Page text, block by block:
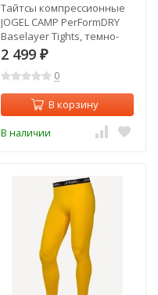
Тайтсы компрессионные
JOGEL CAMP PerFormDRY
Baselayer Tights, темно-
синий (2125147)
2 499 ₽
0
В корзину
В наличии